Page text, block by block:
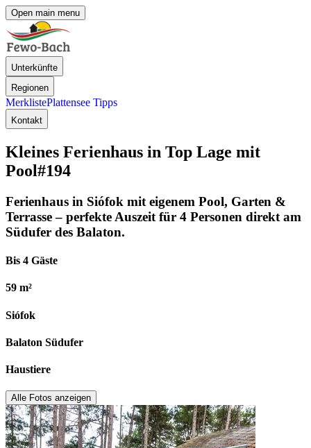
Open main menu
Unterkünfte
Regionen
MerklistePlattensee Tipps
Kontakt
Kleines Ferienhaus in Top Lage mit
Pool#194
Ferienhaus in Siófok mit eigenem Pool, Garten &
Terrasse – perfekte Auszeit für 4 Personen direkt am
Südufer des Balaton.
Bis 4 Gäste
59 m²
Siófok
Balaton Südufer
Haustiere
Alle Fotos anzeigen